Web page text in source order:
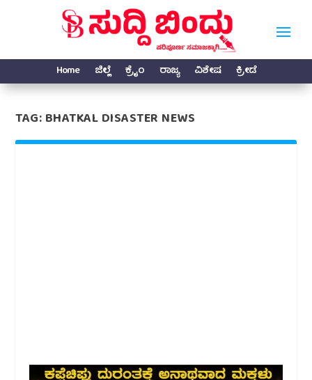
Home ಜಿಲ್ಲೆ ಕ್ರೈಂ ರಾಜ್ಯ ವಿಶೇಷ ಕ್ರೀಡೆ
TAG:BHATKAL DISASTER NEWS